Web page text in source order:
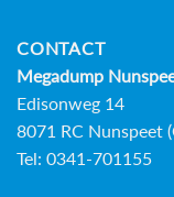
CONTACT
Megadump
Edisonweg 14
8071 RC Nunspeet
Tel: 0341-701155